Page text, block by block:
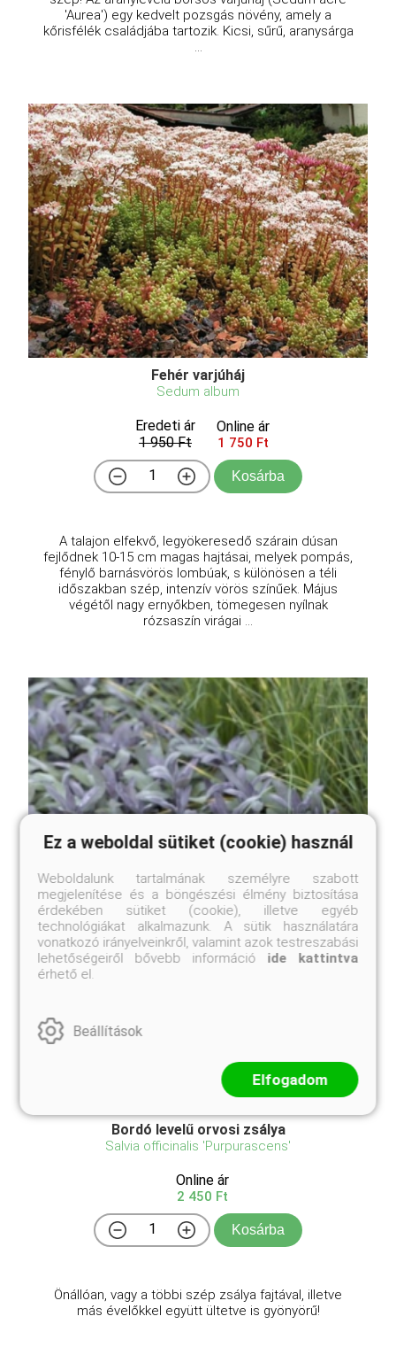
'Aurea') egy kedvelt pozsgás növény, amely a
kőrisfélék családjába tartozik. Kicsi, sűrű, aranysárga
...
Fehér varjúháj
Sedum album
Eredeti ár
1 950 Ft
Online ár
1 750 Ft
Kosárba
A talajon elfekvő, legyökeresedő szárain dúsan
fejlődnek 10-15 cm magas hajtásai, melyek pompás,
fénylő barnásvörös lombúak, s különösen a téli
időszakban szép, intenzív vörös színűek. Május
végétől nagy ernyőkben, tömegesen nyílnak
rózsaszín virágai ...
Bordó levelű orvosi zsálya
Salvia officinalis 'Purpurascens'
Online ár
2 450 Ft
Kosárba
Önállóan, vagy a többi szép zsálya fajtával, illetve
más évelőkkel együtt ültetve is gyönyörű!
Ez a weboldal sütiket (cookie) használ
Weboldalunk tartalmának személyre szabott
megjelenítése és a böngészési élmény biztosítása
érdekében sütiket (cookie), illetve egyéb
technológiákat alkalmazunk. A sütik használatára
vonatkozó irányelveinkről, valamint azok testreszabási
lehetőségeiről bővebb információ ide kattintva
érhető el.
Beállítások
Elfogadom